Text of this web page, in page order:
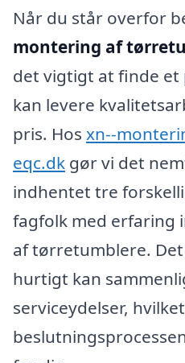
Når du står overfor
montering af
det vigtigt at finde
kan levere
pris. Hos xn--
eqc.dk gør vi det
indhentet tre
fagfolk med erfaring
af tørretumblere.
hurtigt kan
serviceydelser,